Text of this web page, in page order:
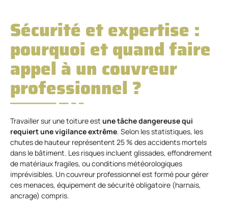
Sécurité et expertise :
pourquoi et quand faire
appel à un couvreur
professionnel ?
Travailler sur une toiture est une tâche dangereuse qui
requiert une vigilance extrême. Selon les statistiques, les
chutes de hauteur représentent 25 % des accidents mortels
dans le bâtiment. Les risques incluent glissades, effondrement
de matériaux fragiles, ou conditions météorologiques
imprévisibles. Un couvreur professionnel est formé pour gérer
ces menaces, équipement de sécurité obligatoire (harnais,
ancrage) compris.